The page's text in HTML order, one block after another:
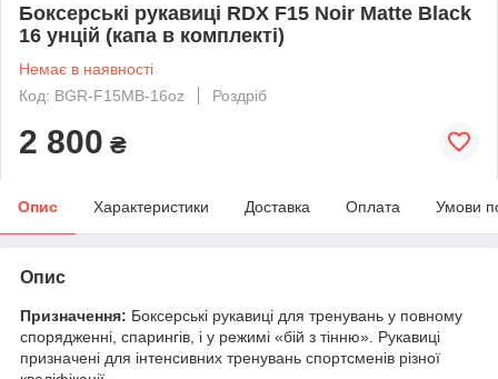
Боксерські рукавиці RDX F15 Noir Matte Black
16 унцій (капа в комплекті)
Немає в наявності
Код: BGR-F15MB-16oz
Роздріб
2 800 ₴
Опис Характеристики Доставка Оплата Умови
Опис
Призначення: Боксерські рукавиці для тренувань у повному
спорядженні, спарингів, і у режимі «бій з тінню». Рукавиці
призначені для інтенсивних тренувань спортсменів різної